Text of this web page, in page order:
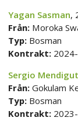
Yagan Sasman,
Från: Moroka
Typ: Bosman
Kontrakt:
Sergio
Från: Gokulam
Typ: Bosman
Kontrakt: